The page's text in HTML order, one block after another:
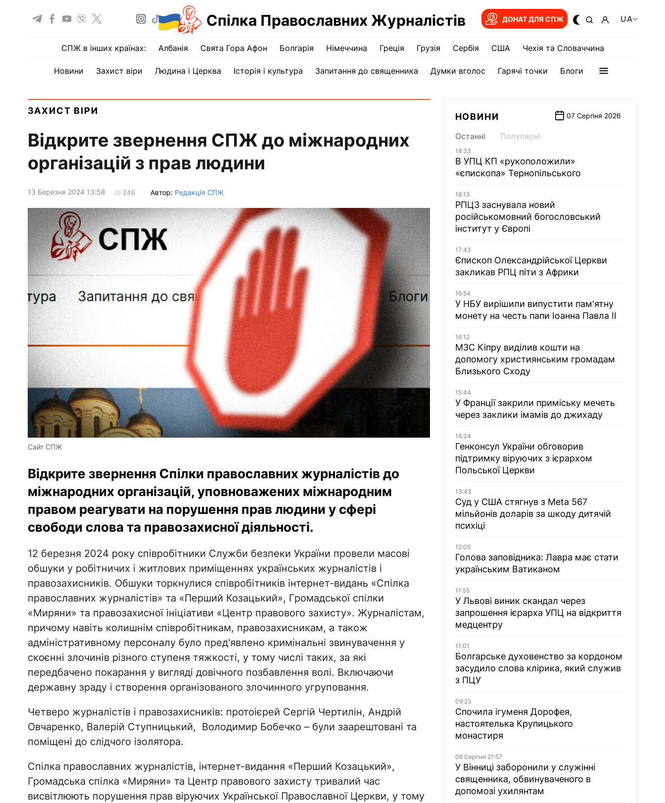
Спілка Православних Журналістів ДОНАТ ДЛЯ СПЖ UA
СПЖ в інших країнах: Албанія Свята Гора Афон Болгарія Німеччина Греція Грузія Сербія США Чехія та Словаччина
Новини Захист віри Людина і Церква Історія і культура Запитання до священника Думки вголос Гарячі точки Блоги
ЗАХИСТ ВІРИ
Відкрите звернення СПЖ до міжнародних
організацій з прав людини
13 Березня 2024 13:58 246 Автор: Редакція СПЖ
Сайт СПЖ
Відкрите звернення Спілки православних журналістів до
міжнародних організацій, уповноважених міжнародним
правом реагувати на порушення прав людини у сфері
свободи слова та правозахисної діяльності.
12 березня 2024 року співробітники Служби безпеки України провели масові
обшуки у робітничих і житлових приміщеннях українських журналістів і
правозахисників. Обшуки торкнулися співробітників інтернет-видань «Спілка
православних журналістів» та «Перший Козацький», Громадської спілки
«Миряни» та правозахисної ініціативи «Центр правового захисту». Журналістам,
причому навіть колишнім співробітникам, правозахисникам, а також
адміністративному персоналу було пред'явлено кримінальні звинувачення у
скоєнні злочинів різного ступеня тяжкості, у тому числі таких, за які
передбачено покарання у вигляді довічного позбавлення волі. Включаючи
державну зраду і створення організованого злочинного угруповання.
Четверо журналістів і правозахисників: протоієрей Сергій Чертилін, Андрій
Овчаренко, Валерій Ступницький, Володимир Бобечко – були заарештовані та
поміщені до слідчого ізолятора.
Спілка православних журналістів, інтернет-видання «Перший Козацький»,
Громадська спілка «Миряни» та Центр правового захисту тривалий час
висвітлюють порушення прав віруючих Української Православної Церкви, у тому
НОВИНИ 07 Серпня 2026
Останні Популярні
18:33
В УПЦ КП «рукоположили»
«єпископа» Тернопільського
18:13
РПЦЗ заснувала новий
російськомовний богословський
інститут у Європі
17:43
Єпископ Олександрійської Церкви
закликав РПЦ піти з Африки
16:54
У НБУ вирішили випустити пам'ятну
монету на честь папи Іоанна Павла II
16:12
МЗС Кіпру виділив кошти на
допомогу християнським громадам
Близького Сходу
15:44
У Франції закрили приміську мечеть
через заклики імамів до джихаду
14:24
Генконсул України обговорив
підтримку віруючих з ієрархом
Польської Церкви
13:43
Суд у США стягнув з Meta 567
мільйонів доларів за шкоду дитячій
психіці
12:05
Голова заповідника: Лавра має стати
українським Ватиканом
11:55
У Львові виник скандал через
запрошення ієрарха УПЦ на відкриття
медцентру
11:01
Болгарське духовенство за кордоном
засудило слова клірика, який служив
з ПЦУ
09:23
Спочила ігуменя Дорофея,
настоятелька Крупицького
монастиря
06 Серпня 21:57
У Вінниці заборонили у служінні
священника, обвинуваченого в
допомозі ухилянтам